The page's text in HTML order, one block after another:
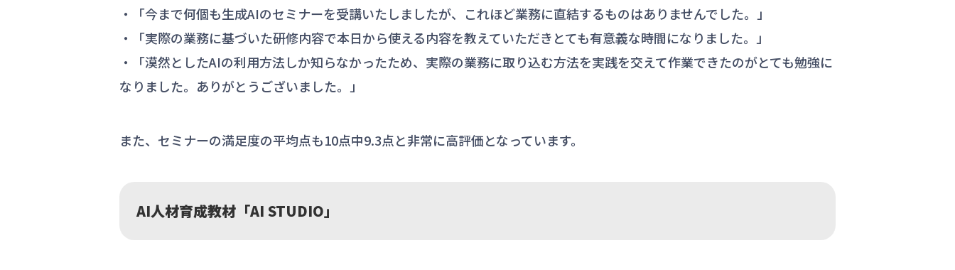
・「今まで何個も生成AIのセミナーを受講いたしましたが、これほど業務に直結するものはありませんでした。」
・「実際の業務に基づいた研修内容で本日から使える内容を教えていただきとても有意義な時間になりました。」
・「漠然としたAIの利用方法しか知らなかったため、実際の業務に取り込む方法を実践を交えて作業できたのがとても勉強に
なりました。ありがとうございました。」
また、セミナーの満足度の平均点も10点中9.3点と非常に高評価となっています。
AI人材育成教材「AI STUDIO」